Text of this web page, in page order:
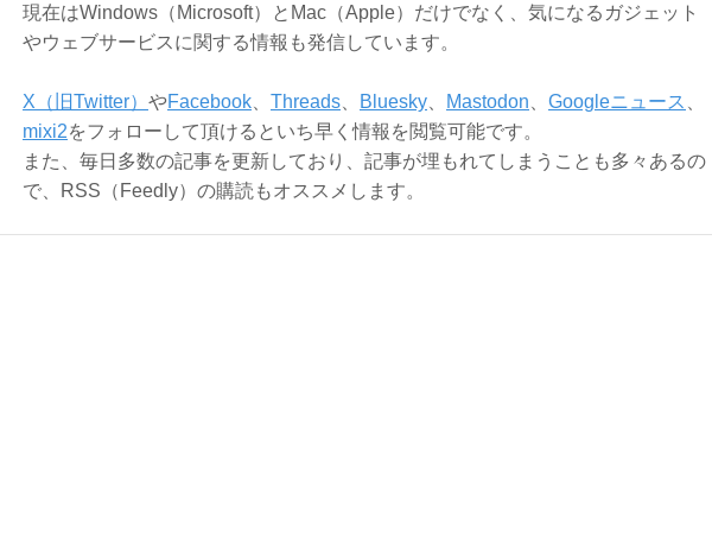
現在はWindows（Microsoft）とMac（Apple）だけでなく、気になるガジェット
やウェブサービスに関する情報も発信しています。
X（旧Twitter） やFacebook Threads Bluesky Mastodon Googleニュース
mixi2をフォローして頂けるといち早く情報を閲覧可能です。
また、毎日多数の記事を更新しており、記事が埋もれてしまうことも多々あるの
で、RSS（Feedly）の購読もオススメします。